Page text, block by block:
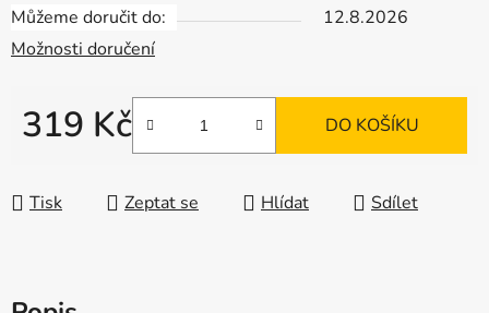
Můžeme doručit do:
12.8.2026
Možnosti doručení
319 Kč DO KOŠÍKU
Tisk Zeptat se Hlídat Sdílet